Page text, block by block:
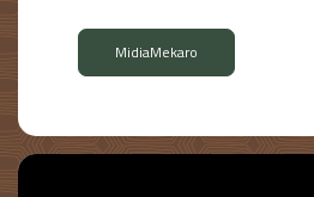
MidiaMekaro